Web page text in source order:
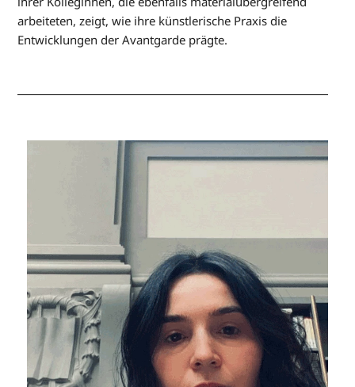
arbeiteten, zeigt, wie ihre künstlerische Praxis die
Entwicklungen der Avantgarde prägte.